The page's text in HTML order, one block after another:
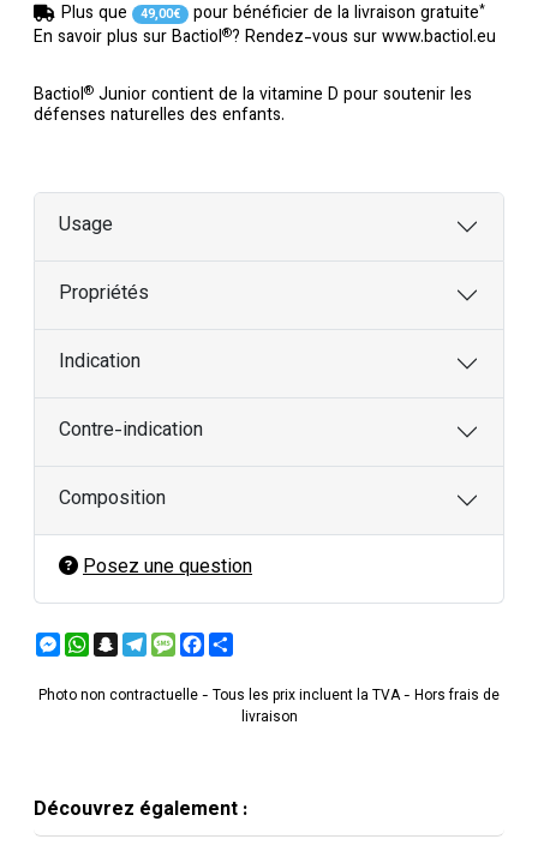
En savoir plus sur Bactiol®? Rendez-vous surwww.bactiol.eu
Bactiol® Junior contient de la vitamine D pour soutenir les
défenses naturelles des enfants.
Plus que
49,00€ pour bénéficier de la livraison gratuite*
Usage
Propriétés
Indication
Contre-indication
Composition
Posez une question
Messenger
WhatsApp
Snapchat
Telegram
MessageFacebook
Photo non contractuelle - Tous les prix incluent la TVA - Hors frais de
livraison
Découvrez également :